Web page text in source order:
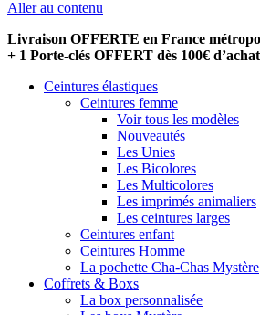
Aller au contenu
Livraison OFFERTE en France
+ 1 Porte-clés OFFERT dès 100€
Ceintures élastiques
Ceintures femme
Voir tous les modèles
Nouveautés
Les Unies
Les Bicolores
Les Multicolores
Les imprimés animaliers
Les ceintures larges
Ceintures enfant
Ceintures Homme
La pochette Cha-Chas Mystère
Coffrets & Boxs
La box personnalisée